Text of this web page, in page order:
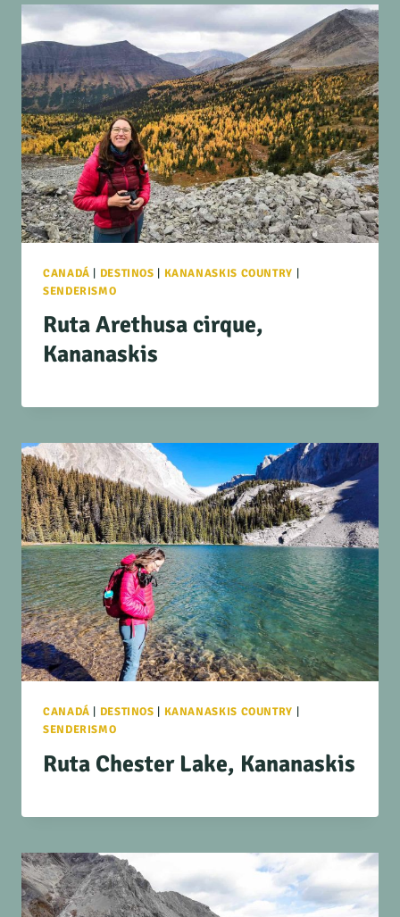
CANADÁ | DESTINOS | KANANASKIS COUNTRY |
SENDERISMO
Ruta Arethusa cirque,
Kananaskis
CANADÁ | DESTINOS | KANANASKIS COUNTRY |
SENDERISMO
Ruta Chester Lake, Kananaskis